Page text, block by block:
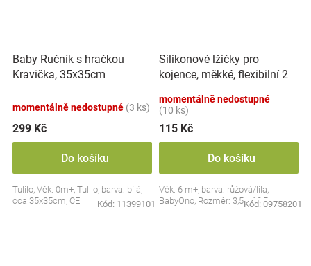
Baby Ručník s hračkou
Kravička, 35x35cm
momentálně nedostupné (3 ks)
299 Kč
Do košíku
Tulilo, Věk: 0m+, Tulilo, barva: bílá,
cca 35x35cm, CE
Kód: 11399101
Silikonové lžičky pro
kojence, měkké, flexibilní 2
momentálně nedostupné
(10 ks)
115 Kč
Do košíku
Věk: 6 m+, barva: růžová/lila,
BabyOno, Rozměr: 3,5 x 10,5 cm
Kód: 09758201